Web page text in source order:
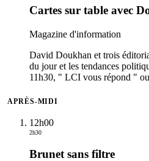
Cartes sur table avec
Magazine d'information
David Doukhan et trois
du jour et les tendances
11h30, " LCI vous répond "
APRÈS-MIDI
12h00
2h30
Brunet sans filtre